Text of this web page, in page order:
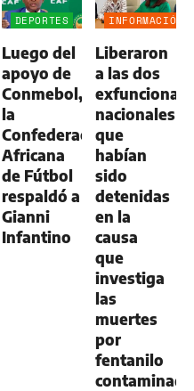
DEPORTES
Luego del
apoyo de
Conmebol,
la
Confederación
Africana
de Fútbol
respaldó a
Gianni
Infantino
INFORMACIÓN
Liberaron
a las dos
nacionales
que
habían
sido
detenidas
en la
causa
que
investiga
las
muertes
por
fentanilo
contaminado